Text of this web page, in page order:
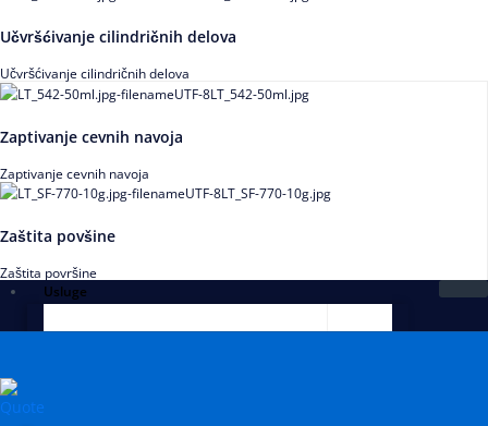
Učvršćivanje cilindričnih delova
Učvršćivanje cilindričnih delova
Zaptivanje cevnih navoja
Zaptivanje cevnih navoja
Zaštita povšine
Zaštita površine
Usluge